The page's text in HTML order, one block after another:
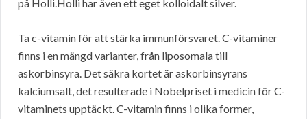
på Holli.Holli har även ett eget kolloidalt silver.
Ta c-vitamin för att stärka immunförsvaret. C-vitaminer
finns i en mängd varianter, från liposomala till
askorbinsyra. Det säkra kortet är askorbinsyrans
kalciumsalt, det resulterade i Nobelpriset i medicin för C-
vitaminets upptäckt. C-vitamin finns i olika former,